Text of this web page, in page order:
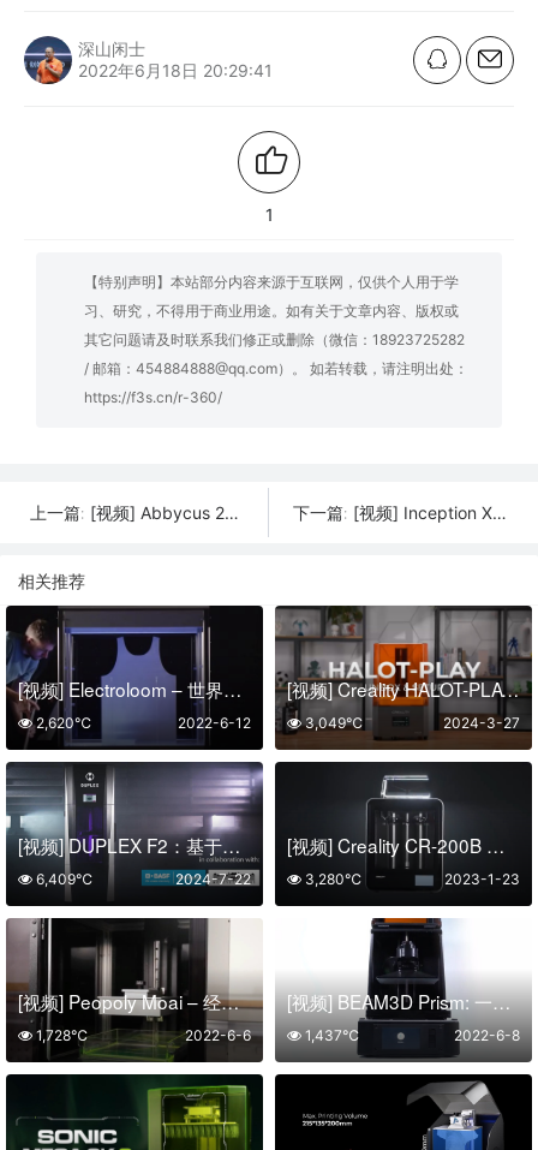
深山闲士
2022年6月18日 20:29:41
1
【特别声明】本站部分内容来源于互联网，仅供个人用于学
习、研究，不得用于商业用途。如有关于文章内容、版权或
其它问题请及时联系我们修正或删除（微信：18923725282
/ 邮箱：454884888@qq.com）。 如若转载，请注明出处：
https://f3s.cn/r-360/
上一篇: [视频] Abbycus 2020: 工业FDM 3D打印机 下一篇: [视频] Inception X1: 开源的高端桌面3D打印机
相关推荐
[视频] Electroloom – 世界上第一台 3D织物打印机
2022-6-12
2,620℃
[视频] Creality HALOT-PLAY 光固化3D打印机拆箱及首次打印流程
2024-3-27
3,049℃
[视频] DUPLEX F2：基于MAP™专利技术开发的新一代FDM打印机
2024-7-22
6,409℃
[视频] Creality CR-200B 全封闭式3D打印机
2023-1-23
3,280℃
[视频] Peopoly Moai – 经济实惠的高分辨率激光 SLA 3D打印机
2022-6-6
1,728℃
[视频] BEAM3D Prism: 一款功能丰富且易于使用的 UV 树脂 3D打印机
2022-6-8
1,437℃